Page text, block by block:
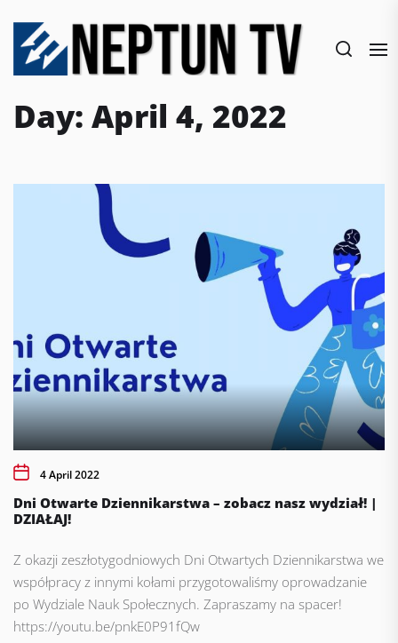
content
Day: April 4, 2022
4 April 2022
Dni Otwarte Dziennikarstwa – zobacz nasz wydział! |
DZIAŁAJ!
Z okazji zeszłotygodniowych Dni Otwartych Dziennikarstwa we
współpracy z innymi kołami przygotowaliśmy oprowadzanie
po Wydziale Nauk Społecznych. Zapraszamy na spacer!
https://youtu.be/pnkE0P91fQw